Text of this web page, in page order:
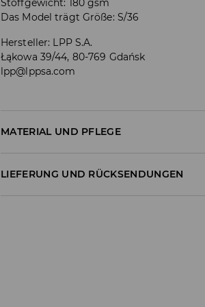
Stoffgewicht: 180 gsm
Das Model trägt Größe: S/36
Hersteller: LPP S.A.
Łąkowa 39/44, 80-769 Gdańsk
lpp@lppsa.com
MATERIAL UND PFLEGE
Material I : 95% BAUMWOLLE, 5% ELASTHAN
MASCHINENWÄSCHE BIS MAX. 30° C -
LIEFERUNG UND RÜCKSENDUNGEN